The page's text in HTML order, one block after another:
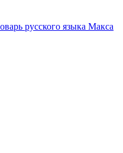
русского языка Макса